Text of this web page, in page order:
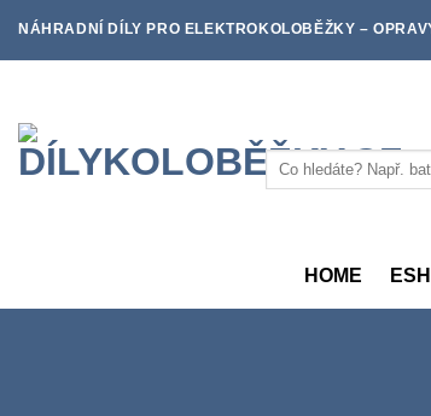
NÁHRADNÍ DÍLY PRO ELEKTROKOLOBĚŽKY –
Hledat:
HOME